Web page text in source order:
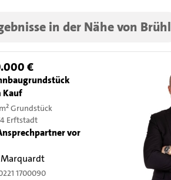
in der Nähe von Brühl
€
Kauf
Grundstück
Erftstadt
vor
1700090